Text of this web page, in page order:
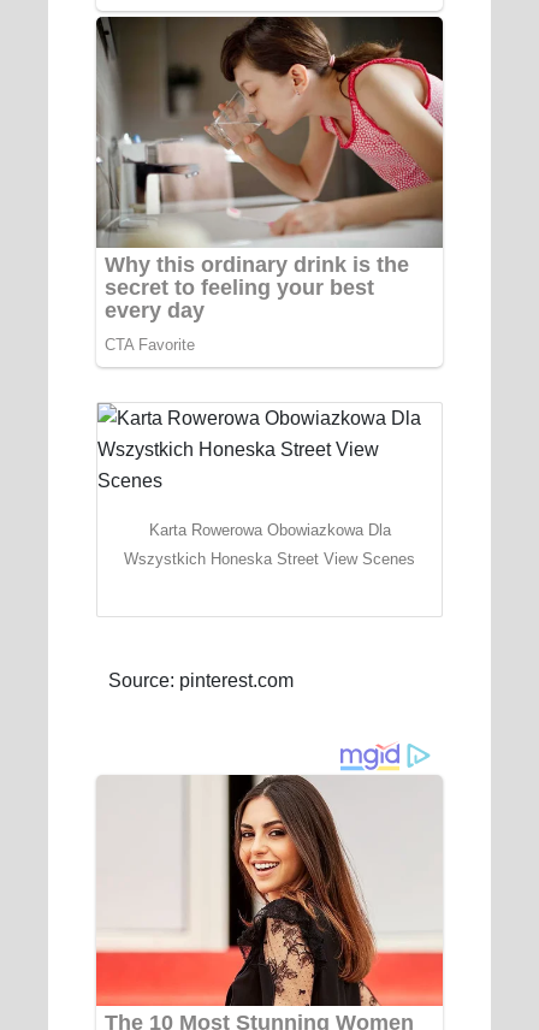
Karta Rowerowa Obowiazkowa Dla
Wszystkich Honeska Street View Scenes
Source: pinterest.com